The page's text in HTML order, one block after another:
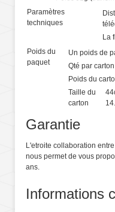
Paramètres
techniques
La
Poids du
paquet
Un poids de
Qté par carton
Poids du
Taille du
carton
Garantie
L'etroite collaboration
nous permet de vous
ans.
Informations